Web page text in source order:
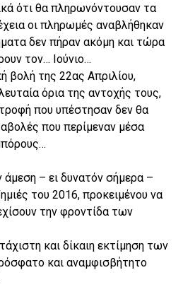
ότι θα πληρωνόντουσαν τα
οι πληρωμές αναβλήθηκαν
δεν πήραν ακόμη και τώρα
τον… Ιούνιο…
βολή της 22ας Απριλίου,
όρια της αντοχής τους,
που υπέστησαν δεν θα
που περίμεναν μέσα
άμεση – ει δυνατόν σήμερα –
του 2016, προκειμένου να
την φροντίδα των
και δίκαιη εκτίμηση των
και αναμφισβήτητο